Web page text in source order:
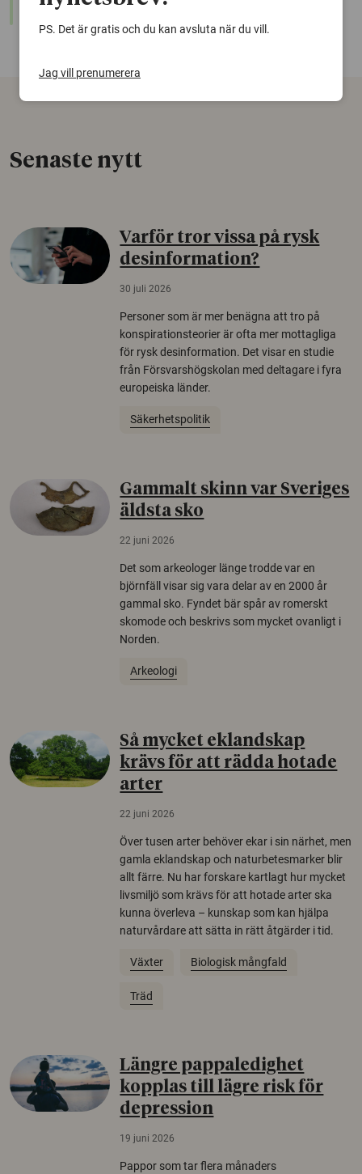
Senaste nytt
Varför tror vissa på rysk
desinformation?
30 juli 2026
Personer som är mer benägna att tro på
konspirationsteorier är ofta mer mottagliga
för rysk desinformation. Det visar en studie
från Försvarshögskolan med deltagare i fyra
europeiska länder.
Säkerhetspolitik
Gammalt skinn var Sveriges
äldsta sko
22 juni 2026
Det som arkeologer länge trodde var en
björnfäll visar sig vara delar av en 2000 år
gammal sko. Fyndet bär spår av romerskt
skomode och beskrivs som mycket ovanligt i
Norden.
Arkeologi
Så mycket eklandskap
krävs för att rädda hotade
arter
22 juni 2026
Över tusen arter behöver ekar i sin närhet, men
gamla eklandskap och naturbetesmarker blir
allt färre. Nu har forskare kartlagt hur mycket
livsmiljö som krävs för att hotade arter ska
kunna överleva – kunskap som kan hjälpa
naturvårdare att sätta in rätt åtgärder i tid.
Växter Biologisk mångfald
Träd
Längre pappaledighet
kopplas till lägre risk för
depression
19 juni 2026
Pappor som tar flera månaders
PS. Det är gratis och du kan avsluta när du vill.
Jag vill prenumerera